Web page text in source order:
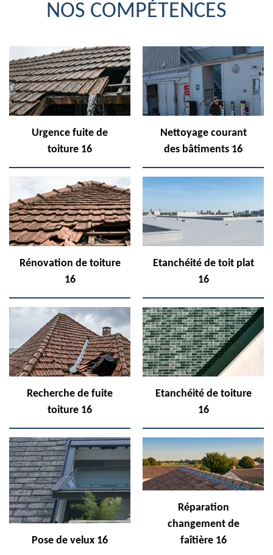
NOS COMPÉTENCES
Urgence fuite de
toiture 16
Nettoyage courant
des bâtiments 16
Rénovation de toiture
16
Etanchéité de toit plat
16
Recherche de fuite
toiture 16
Etanchéité de toiture
16
Pose de velux 16
Réparation
changement de
faîtière 16